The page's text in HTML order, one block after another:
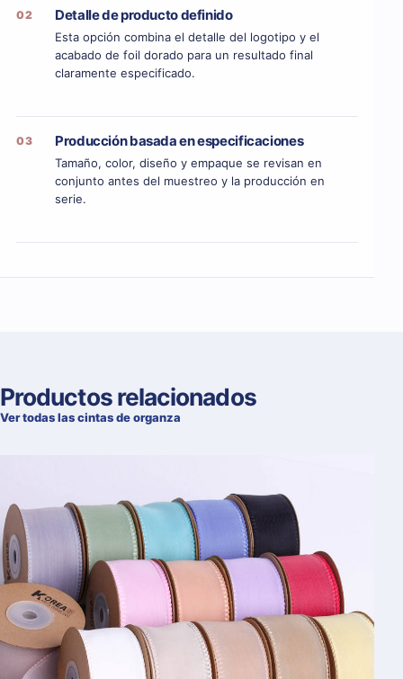
02 Detalle de producto definido
Esta opción combina el detalle del logotipo y el
acabado de foil dorado para un resultado final
claramente especificado.
03 Producción basada en especificaciones
Tamaño, color, diseño y empaque se revisan en
conjunto antes del muestreo y la producción en
serie.
Productos relacionados
Ver todas las cintas de organza